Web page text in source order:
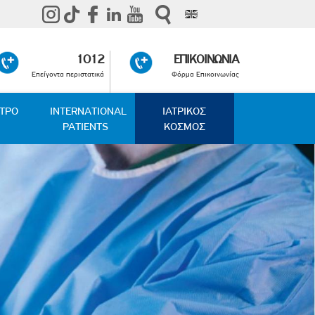
1012
Επείγοντα περιστατικά
ΕΠΙΚΟΙΝΩΝΙΑ
Φόρμα Επικοινωνίας
INTERNATIONAL
PATIENTS
ΙΑΤΡΙΚΟΣ
ΚΟΣΜΟΣ